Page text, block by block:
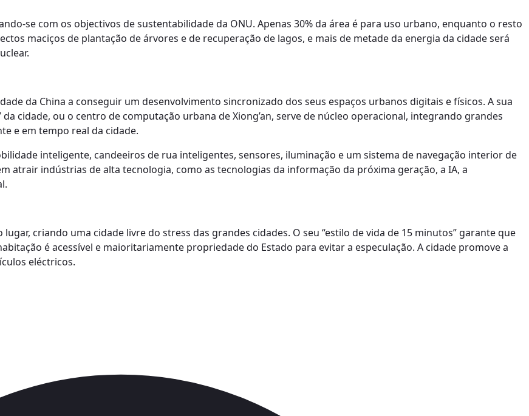
se com os objectivos de sustentabilidade da ONU. Apenas 30% da área é para uso urbano, enquanto o resto
maciços de plantação de árvores e de recuperação de lagos, e mais de metade da energia da cidade será
da China a conseguir um desenvolvimento sincronizado dos seus espaços urbanos digitais e físicos. A sua
cidade, ou o centro de computação urbana de Xiong’an, serve de núcleo operacional, integrando grandes
e em tempo real da cidade.
inteligente, candeeiros de rua inteligentes, sensores, iluminação e um sistema de navegação interior de
atrair indústrias de alta tecnologia, como as tecnologias da informação da próxima geração, a IA, a
criando uma cidade livre do stress das grandes cidades. O seu “estilo de vida de 15 minutos” garante que
é acessível e maioritariamente propriedade do Estado para evitar a especulação. A cidade promove a
eléctricos.